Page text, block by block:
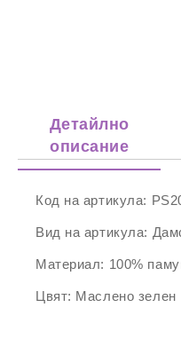
Детайлно
описание
Код на артикула:
Вид на артикула:
Материал: 100%
Цвят: Маслено зелен